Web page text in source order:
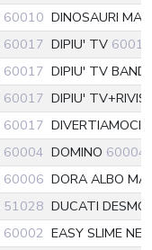
60010 DINOSAURI
60017 DIPIU' TV 60017
60017 DIPIU' TV
60017 DIPIU'
60017 DIVERTIAMOCI
60004 DOMINO 60004
60006 DORA ALBO
51028 DUCATI
60002 EASY SLIME